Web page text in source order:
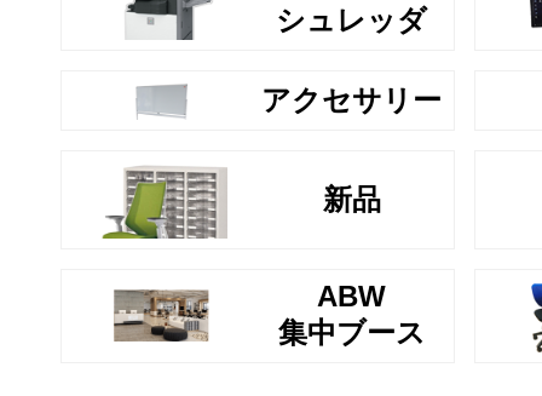
シュレッダ
アクセサリー
新品
ABW
集中ブース